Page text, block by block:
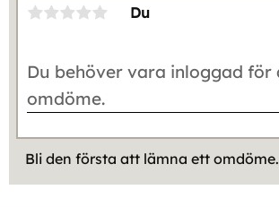
Du
Bli den första att lämna ett omdöme.